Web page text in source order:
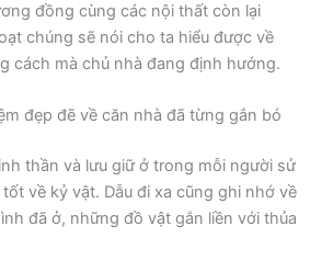
đồng cùng các nội thất còn lại
chúng sẽ nói cho ta hiểu được về
cách mà chủ nhà đang định hướng.
đẹp đẽ về căn nhà đã từng gắn bó
thần và lưu giữ ở trong mỗi người sử
về kỷ vật. Dẫu đi xa cũng ghi nhớ về
đã ở, những đồ vật gắn liền với thủa